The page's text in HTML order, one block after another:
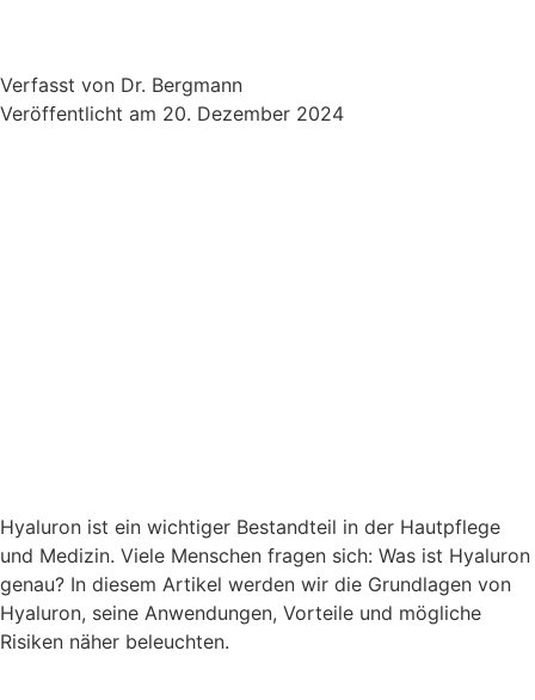
Verfasst von Dr. Bergmann
Veröffentlicht am 20. Dezember 2024
Hyaluron ist ein wichtiger Bestandteil in der Hautpflege
und Medizin. Viele Menschen fragen sich: Was ist Hyaluron
genau? In diesem Artikel werden wir die Grundlagen von
Hyaluron, seine Anwendungen, Vorteile und mögliche
Risiken näher beleuchten.